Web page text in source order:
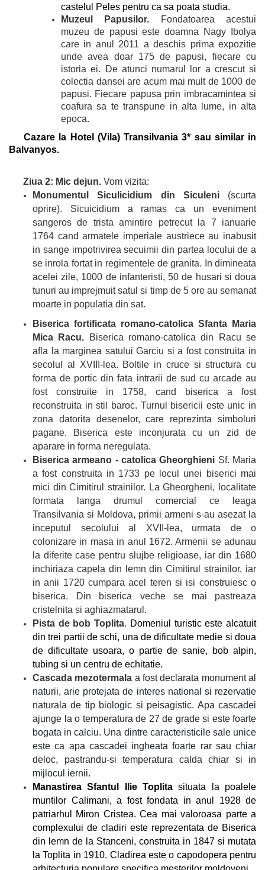
castelul Peles pentru ca sa poata studia.
Muzeul Papusilor.
Fondatoarea acestui
muzeu de papusi este doamna Nagy Ibolya
care in anul 2011 a deschis prima expozitie
unde avea doar 175 de papusi, fiecare cu
istoria ei. De atunci numarul lor a crescut si
colectia dansei are acum mai mult de 1000 de
papusi. Fiecare papusa prin imbracamintea si
coafura sa te transpune in alta lume, in alta
epoca.
Cazare la Hotel (Vila) Transilvania 3* sau similar in
Balvanyos.
Ziua 2: Mic dejun. Vom vizita:
Monumentul Siculicidium din Siculeni (scurta
oprire). Sicuicidium a ramas ca un eveniment
sangeros de trista amintire petrecut la 7 ianuarie
1764 cand armatele imperiale austriece au inabusit
in sange impotrivirea secuimii din partea locului de a
se inrola fortat in regimentele de granita. In dimineata
acelei zile, 1000 de infanteristi, 50 de husari si doua
tunuri au imprejmuit satul si timp de 5 ore au semanat
moarte in populatia din sat.
Biserica fortificata romano-catolica Sfanta Maria
Mica Racu.
Biserica romano-catolica din Racu se
afla la marginea satului Garciu si a fost construita in
secolul al XVIII-lea. Boltile in cruce si structura cu
forma de portic din fata intrarii de sud cu arcade au
fost construite in 1758, cand biserica a fost
reconstruita in stil baroc. Turnul bisericii este unic in
zona datorita desenelor, care reprezinta simboluri
pagane. Biserica este inconjurata cu un zid de
aparare in forma neregulata.
Biserica armeano - catolica Gheorghieni Sf. Maria
a fost construita in 1733 pe locul unei biserici mai
mici din Cimitirul strainilor. La Gheorgheni, localitate
formata langa drumul comercial ce leaga
Transilvania si Moldova, primii armeni s-au asezat la
inceputul secolului al XVII-lea, urmata de o
colonizare in masa in anul 1672. Armenii se adunau
la diferite case pentru slujbe religioase, iar din 1680
inchiriaza capela din lemn din Cimitirul strainilor, iar
in anii 1720 cumpara acel teren si isi construiesc o
biserica. Din biserica veche se mai pastreaza
cristelnita si aghiazmatarul.
Pista de bob Toplita. Domeniul turistic este alcatuit
din trei partii de schi, una de dificultate medie si doua
de dificultate usoara, o partie de sanie, bob alpin,
tubing si un centru de echitatie.
Cascada mezotermala a fost declarata monument al
naturii, arie protejata de interes national si rezervatie
naturala de tip biologic si peisagistic. Apa cascadei
ajunge la o temperatura de 27 de grade si este foarte
bogata in calciu. Una dintre caracteristicile sale unice
este ca apa cascadei ingheata foarte rar sau chiar
deloc, pastrandu-si temperatura calda chiar si in
mijlocul iernii.
Manastirea Sfantul Ilie Toplitasituata la poalele
muntilor Calimani, a fost fondata in anul 1928 de
patriarhul Miron Cristea. Cea mai valoroasa parte a
complexului de cladiri este reprezentata de Biserica
din lemn de la Stanceni, construita in 1847 si mutata
la Toplita in 1910. Cladirea este o capodopera pentru